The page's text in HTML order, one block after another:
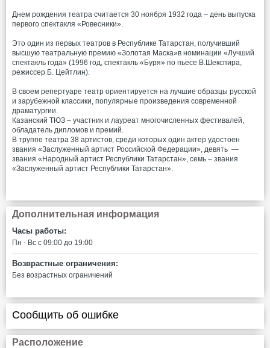
Днем рождения театра считается 30 ноября 1932 года – день выпуска
первого спектакля «Ровесники».
Это один из первых театров в Республике Татарстан, получивший
высшую театральную премию «Золотая Маска»в номинации «Лучший
спектакль года» (1996 год, спектакль «Буря» по пьесе В.Шекспира,
режиссер Б. Цейтлин).
В своем репертуаре театр ориентируется на лучшие образцы русской
и зарубежной классики, популярные произведения современной
драматургии.
Казанский ТЮЗ – участник и лауреат многочисленных фестивалей,
обладатель дипломов и премий.
В труппе театра 38 артистов, среди которых один актер удостоен
звания «Заслуженный артист Российской Федерации», девять —
звания «Народный артист Республики Татарстан», семь – звания
«Заслуженный артист Республики Татарстан».
Дополнительная информация
Часы работы:
Пн - Вс c 09:00 до 19:00
Возврастные ограничения:
Без возрастных ограничений
Сообщить об ошибке
Расположение